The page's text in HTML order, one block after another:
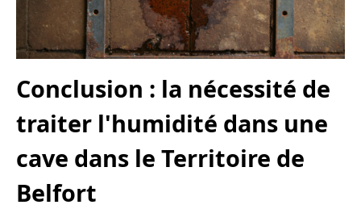
Conclusion : la nécessité de
traiter l'humidité dans une
cave dans le Territoire de
Belfort